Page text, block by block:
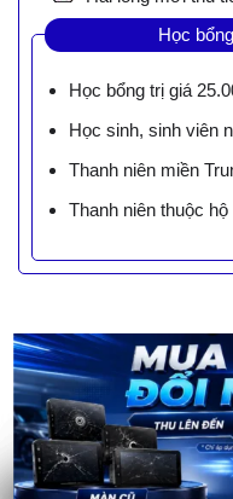
Học
Học bổng trị giá
Học sinh, sinh viên
Thanh niên miền
Thanh niên thuộc